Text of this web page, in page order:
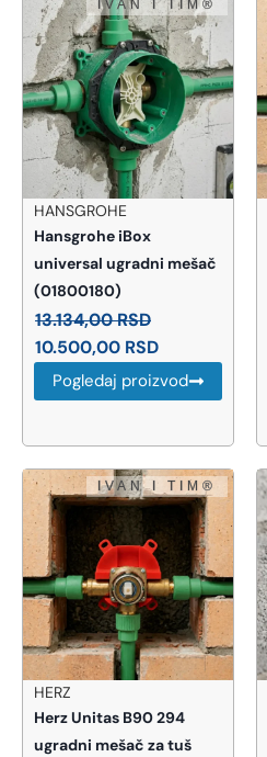
HANSGROHE
Hansgrohe iBox
universal ugradni mešač
(01800180)
13.134,00RSD
10.500,00 RSD
Pogledaj proizvod
HERZ
Herz Unitas B90 294
ugradni mešač za tuš